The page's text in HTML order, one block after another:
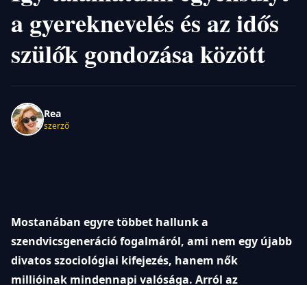
a gyereknevelés és az idős
szülők gondozása között
Rea
szerző
Mostanában egyre többet hallunk a
szendvicsgeneráció fogalmáról, ami nem egy újabb
divatos szociológiai kifejezés, hanem nők
millióinak mindennapi valósága. Arról az